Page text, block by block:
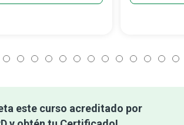
este curso acreditado por